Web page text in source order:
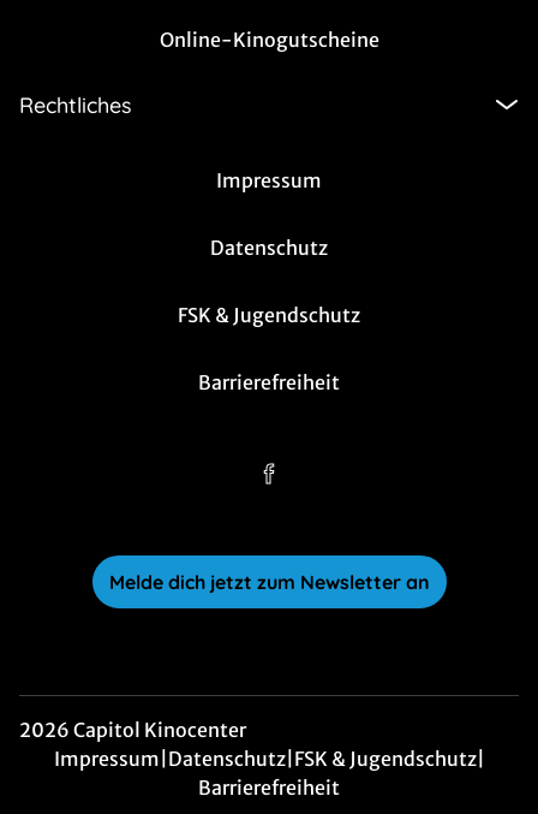
Online-Kinogutscheine
Rechtliches
Impressum
Datenschutz
FSK & Jugendschutz
Barrierefreiheit
Melde dich jetzt zum Newsletter an
2026 Capitol Kinocenter
Impressum Datenschutz| FSK & Jugendschutz|
Barrierefreiheit